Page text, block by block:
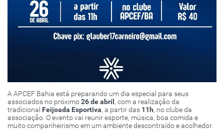
A APCEF Bahia está preparando um dia especial para seus
associados no próximo26 de abril , com a realização da
tradicional Feijoada Esportiva, a partir das 11h, no clube da
associação. O evento vai reunir esporte, música, boa comida e
muito companheirismo em um ambiente descontraído e acolhedor.